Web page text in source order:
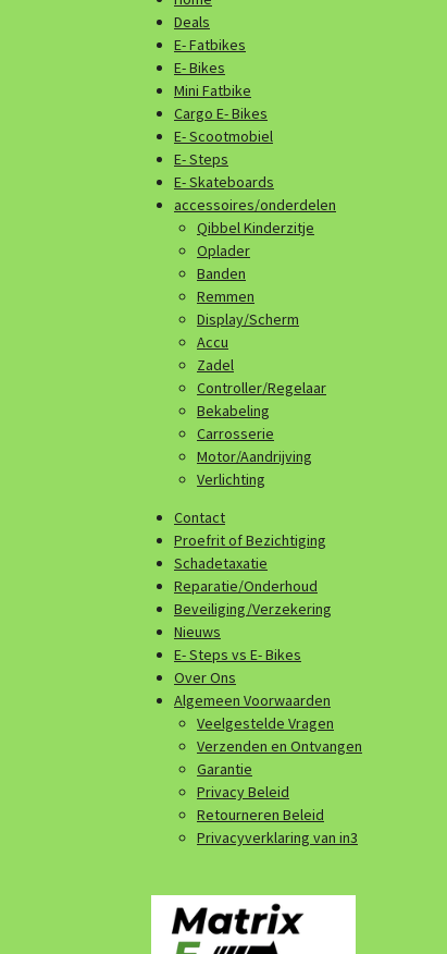
Deals
E- Fatbikes
E- Bikes
Mini Fatbike
Cargo E- Bikes
E- Scootmobiel
E- Steps
E- Skateboards
accessoires/onderdelen
Qibbel Kinderzitje
Oplader
Banden
Remmen
Display/Scherm
Accu
Zadel
Controller/Regelaar
Bekabeling
Carrosserie
Motor/Aandrijving
Verlichting
Contact
Proefrit of Bezichtiging
Schadetaxatie
Reparatie/Onderhoud
Beveiliging/Verzekering
Nieuws
E- Steps vs E- Bikes
Over Ons
Algemeen Voorwaarden
Veelgestelde Vragen
Verzenden en Ontvangen
Garantie
Privacy Beleid
Retourneren Beleid
Privacyverklaring van in3